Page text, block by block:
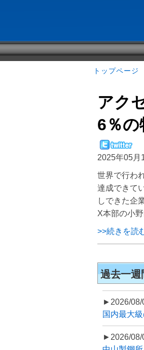
トップページ
アク
6％の
2025年05月
世界で行わ
達成できて
しできた企
X本部の小
>>続きを読
過去一週
►2026/08/
国内最大
►2026/08/